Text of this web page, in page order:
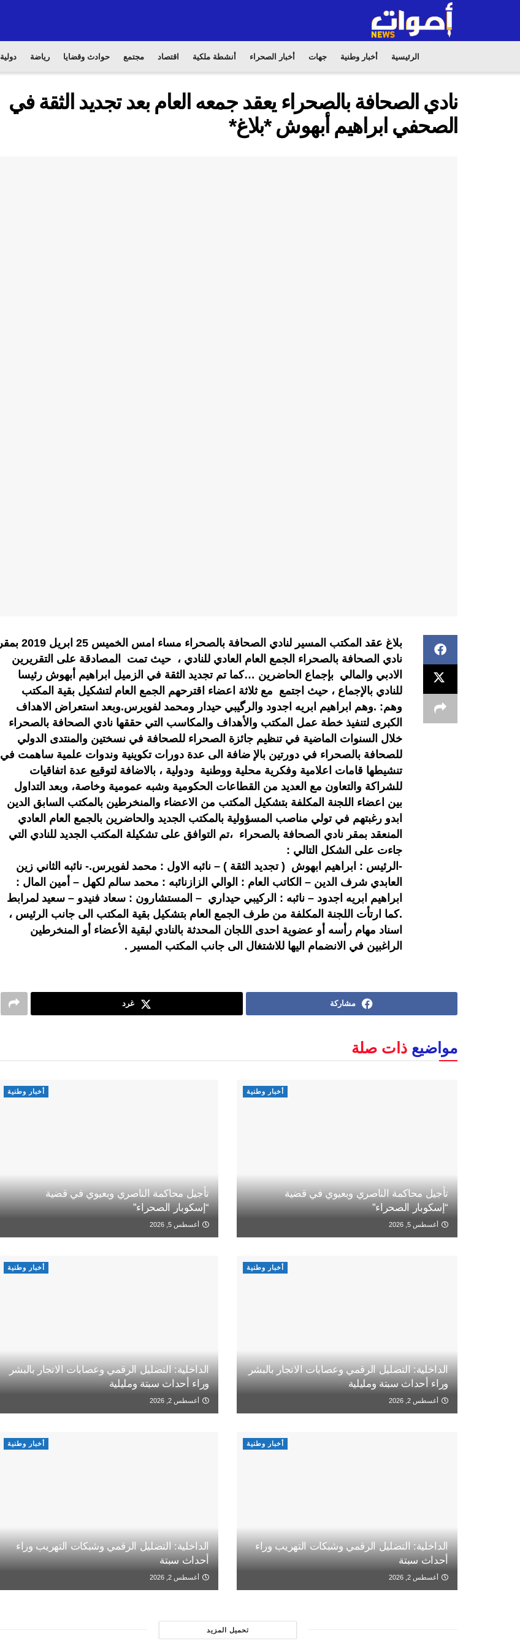
الرئيسية أخبار وطنية جهات أخبار الصحراء أنشطة ملكية اقتصاد مجتمع حوادث وقضايا رياضة دولية
نادي الصحافة بالصحراء يعقد جمعه العام بعد تجديد الثقة في
الصحفي ابراهيم أبهوش *بلاغ*
بلاغ عقد المكتب المسير لنادي الصحافة بالصحراء مساء امس الخميس 25 ابريل 2019 بمقر
نادي الصحافة بالصحراء الجمع العام العادي للنادي ، حيث تمت المصادقة على التقريرين
الادبي والمالي بإجماع الحاضرين …كما تم تجديد الثقة في الزميل ابراهيم أبهوش رئيسا
للنادي بالإجماع ، حيث اجتمع مع ثلاثة اعضاء اقترحهم الجمع العام لتشكيل بقية المكتب
وهم: .وهم ابراهيم ابريه اجدود والرگيبي حيدار ومحمد لفويرس.وبعد استعراض الاهداف
الكبرى لتنفيذ خطة عمل المكتب والأهداف والمكاسب التي حققها نادي الصحافة بالصحراء
خلال السنوات الماضية في تنظيم جائزة الصحراء للصحافة في نسختين والمنتدى الدولي
للصحافة بالصحراء في دورتين بالإ ضافة الى عدة دورات تكوينية وندوات علمية ساهمت في
تنشيطها قامات اعلامية وفكرية محلية ووطنية ودولية ، بالاضافة لتوقيع عدة اتفاقيات
للشراكة والتعاون مع العديد من القطاعات الحكومية وشبه عمومية وخاصة، وبعد التداول
بين اعضاء اللجنة المكلفة بتشكيل المكتب من الاعضاء والمنخرطين بالمكتب السابق الدين
ابدو رغبتهم في تولي مناصب المسؤولية بالمكتب الجديد والحاضرين بالجمع العام العادي
المنعقد بمقر نادي الصحافة بالصحراء ،تم التوافق على تشكيلة المكتب الجديد للنادي التي
جاءت على الشكل التالي :
-الرئيس : ابراهيم ابهوش ( تجديد الثقة ) – نائبه الاول : محمد لفويرس.- نائبه الثاني زين
العابدي شرف الدين – الكاتب العام : الوالي الزازنائبه : محمد سالم لكهل – أمين المال :
ابراهيم ابريه اجدود – نائبه : الركيبي حيداري – المستشارون : سعاد فنيدو – سعيد لمرابط
.كما ارتأت اللجنة المكلفة من طرف الجمع العام بتشكيل بقية المكتب الى جانب الرئيس ،
اسناد مهام رأسه أو عضوية احدى اللجان المحدثة بالنادي لبقية الأعضاء أو المنخرطين
الراغبين في الانضمام اليها للاشتغال الى جانب المكتب المسير .
مشاركة غرد
مواضيع ذات صلة
أخبار وطنية
تأجيل محاكمة الناصري وبعيوي في قضية
“إسكوبار الصحراء”
أغسطس 5, 2026
أخبار وطنية
تأجيل محاكمة الناصري وبعيوي في قضية
“إسكوبار الصحراء”
أغسطس 5, 2026
أخبار وطنية
الداخلية: التضليل الرقمي وعصابات الاتجار بالبشر
وراء أحداث سبتة ومليلية
أغسطس 2, 2026
أخبار وطنية
الداخلية: التضليل الرقمي وعصابات الاتجار بالبشر
وراء أحداث سبتة ومليلية
أغسطس 2, 2026
أخبار وطنية
الداخلية: التضليل الرقمي وشبكات التهريب وراء
أحداث سبتة
أغسطس 2, 2026
أخبار وطنية
الداخلية: التضليل الرقمي وشبكات التهريب وراء
أحداث سبتة
أغسطس 2, 2026
تحميل المزيد